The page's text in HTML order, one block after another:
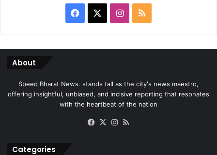
Facebook Instagram
RSS
About
Speed Bharat News. stands tall as the city's news maestro,
offering insightful, unbiased, and incisive reporting that resonates
with the heartbeat of the nation
Facebook
X Instagram
Categories